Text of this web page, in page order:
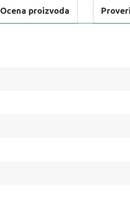
Ocena proizvoda